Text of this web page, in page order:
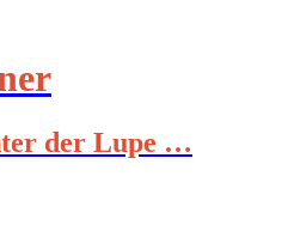
der Lupe …